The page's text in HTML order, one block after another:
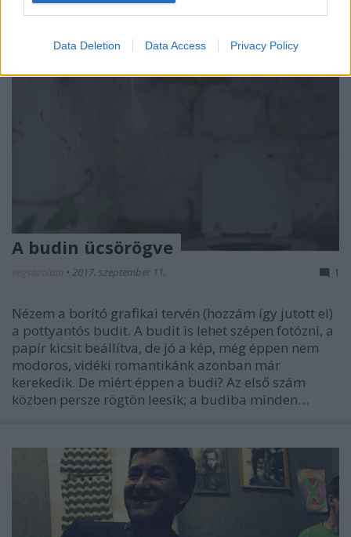
Data Deletion Data Access Privacy Policy
A budin ücsörögve
vegsozoltan • 2017. szeptember 11. 1
Nézem a borító grafikai tervén (hozzám így jutott el)
a pottyantós budit. A budit is lehet szépen fotózni, a
papír kicsit beállítva, de jó a kép, még éppen nem
modoros, vidéki romantikánk azonban már
kerekedik. De miért éppen a budi? Az első szám
közben persze rögtön leesik; a budiba minden…